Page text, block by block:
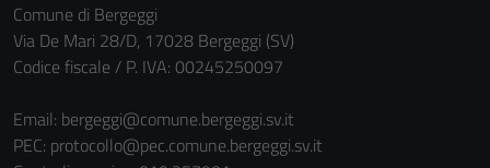
Comune di Bergeggi
Via De Mari 28/D, 17028 Bergeggi (SV)
Codice fiscale / P. IVA: 00245250097
Email: bergeggi@comune.bergeggi.sv.it
PEC: protocollo@pec.comune.bergeggi.sv.it